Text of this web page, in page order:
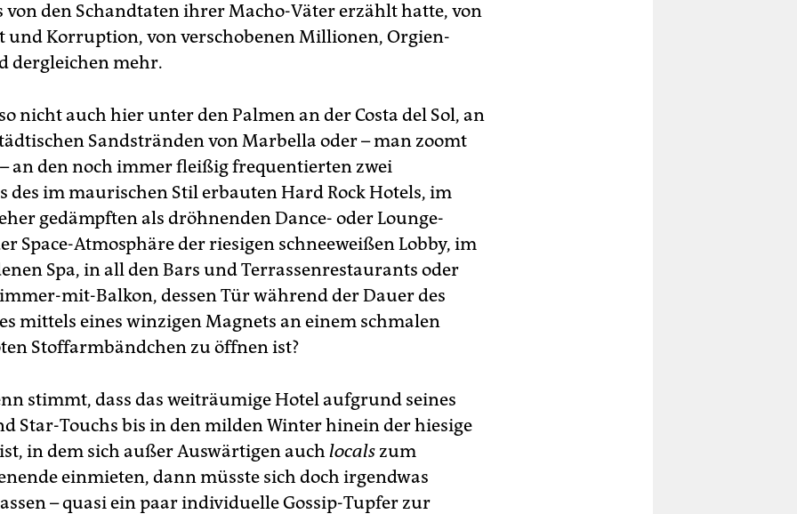
den Schandtaten ihrer Macho-Väter erzählt hatte, von
und Korruption, von verschobenen Millionen, Orgien-
dergleichen mehr.
nicht auch hier unter den Palmen an der Costa del Sol, an
Sandstränden von Marbella oder – man zoomt
an den noch immer fleißig frequentierten zwei
des im maurischen Stil erbauten Hard Rock Hotels, im
gedämpften als dröhnenden Dance- oder Lounge-
Space-Atmosphäre der riesigen schneeweißen Lobby, im
Spa, in all den Bars und Terrassenrestaurants oder
mit-Balkon, dessen Tür während der Dauer des
mittels eines winzigen Magnets an einem schmalen
Stoffarmbändchen zu öffnen ist?
stimmt, dass das weiträumige Hotel aufgrund seines
Star-Touchs bis in den milden Winter hinein der hiesige
ist, in dem sich außer Auswärtigen auch locals zum
einmieten, dann müsste sich doch irgendwas
– quasi ein paar individuelle Gossip-Tupfer zur